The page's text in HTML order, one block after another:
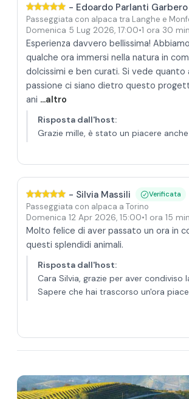
- Edoardo Parlanti Garbero
Passeggiata con alpaca tra Langhe e
Domenica 5 Lug 2026, 17:00•1 ora 30 min
Esperienza davvero bellissima!
qualche ora immersi nella natura in
dolcissimi e ben curati. Si vede quanto
passione ci siano dietro questo
ani ...altro
Risposta dall'host:
Grazie mille, è stato un piacere
- Silvia Massili Verificata
Passeggiata con alpaca a Torino
Domenica 12 Apr 2026, 15:00•1 ora 15 min
Molto felice di aver passato un ora in
questi splendidi animali.
Risposta dall'host:
Cara Silvia, grazie per aver condiviso
Sapere che hai trascorso un'ora